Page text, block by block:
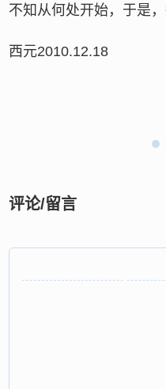
不知从何处开始，于是，
西元2010.12.18
评论/留言